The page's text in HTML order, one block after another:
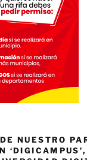
NUESTRO